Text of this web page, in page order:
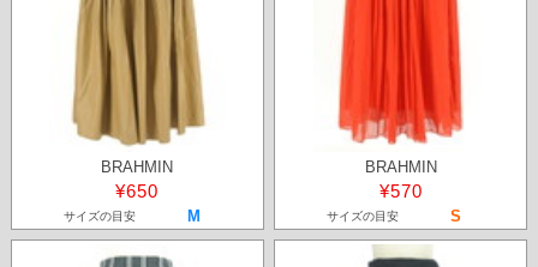
BRAHMIN
¥650
サイズの目安 M
BRAHMIN
¥570
サイズの目安 S